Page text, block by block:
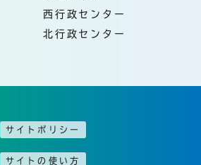
西行政センター
北行政センター
サイトポリシー
サイトの使い方